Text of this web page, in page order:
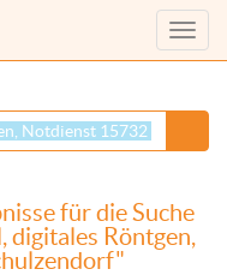
Menü
für die Suche
digitales Röntgen,